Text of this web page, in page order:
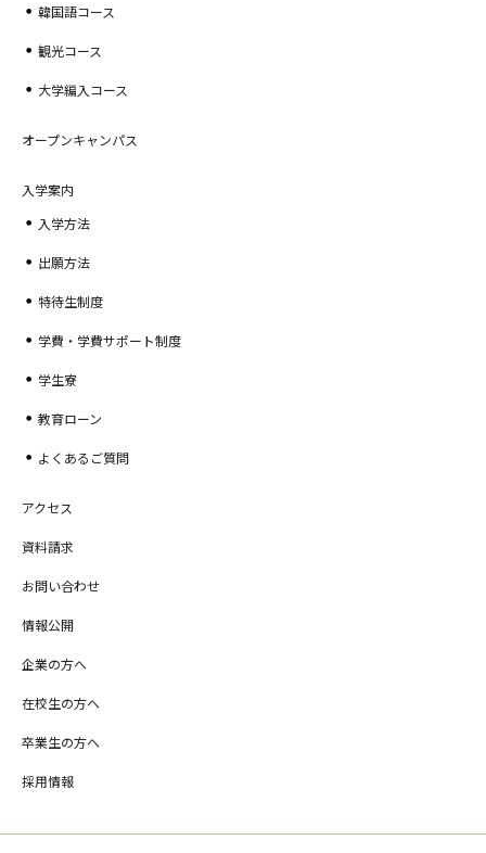
韓国語コース
観光コース
大学編入コース
オープンキャンパス
入学案内
入学方法
出願方法
特待生制度
学費・学費サポート制度
学生寮
教育ローン
よくあるご質問
アクセス
資料請求
お問い合わせ
情報公開
企業の方へ
在校生の方へ
卒業生の方へ
採用情報